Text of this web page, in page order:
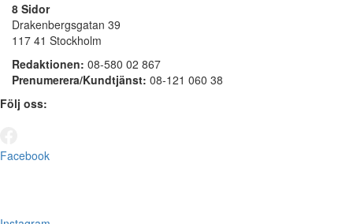
8 Sidor
Drakenbergsgatan 39
117 41 Stockholm
Redaktionen: 08-580 02 867
Prenumerera/Kundtjänst: 08-121 060 38
Följ oss:
Facebook